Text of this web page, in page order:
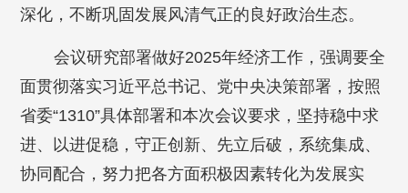
深化，不断巩固发展风清气正的良好政治生态。
会议研究部署做好2025年经济工作，强调要全
面贯彻落实习近平总书记、党中央决策部署，按照
省委“1310”具体部署和本次会议要求，坚持稳中求
进、以进促稳，守正创新、先立后破，系统集成、
协同配合，努力把各方面积极因素转化为发展实